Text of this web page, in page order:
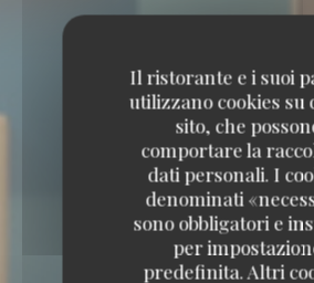
Il ristorante e i suoi
utilizzano cookies su
sito, che
comportare la
dati personali. I
denominati
sono obbligatori e
per
predefinita. Altri